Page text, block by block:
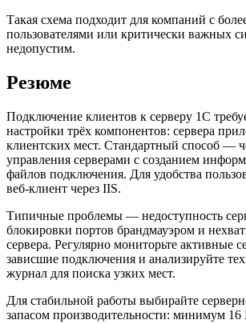
Такая схема подходит для компаний с
пользователями или критически важных
недопустим.
Резюме
Подключение клиентов к серверу 1С
настройки трёх компонентов: сервера
клиентских мест. Стандартный способ —
управления серверами с созданием
файлов подключения. Для удобства
веб-клиент через IIS.
Типичные проблемы — недоступность
блокировки портов брандмауэром и
сервера. Регулярно мониторьте активные
зависшие подключения и анализируйте
журнал для поиска узких мест.
Для стабильной работы выбирайте
запасом производительности: минимум